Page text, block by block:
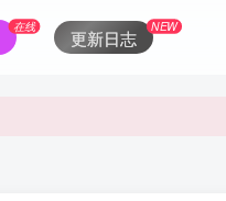
在线
更新日志
NEW